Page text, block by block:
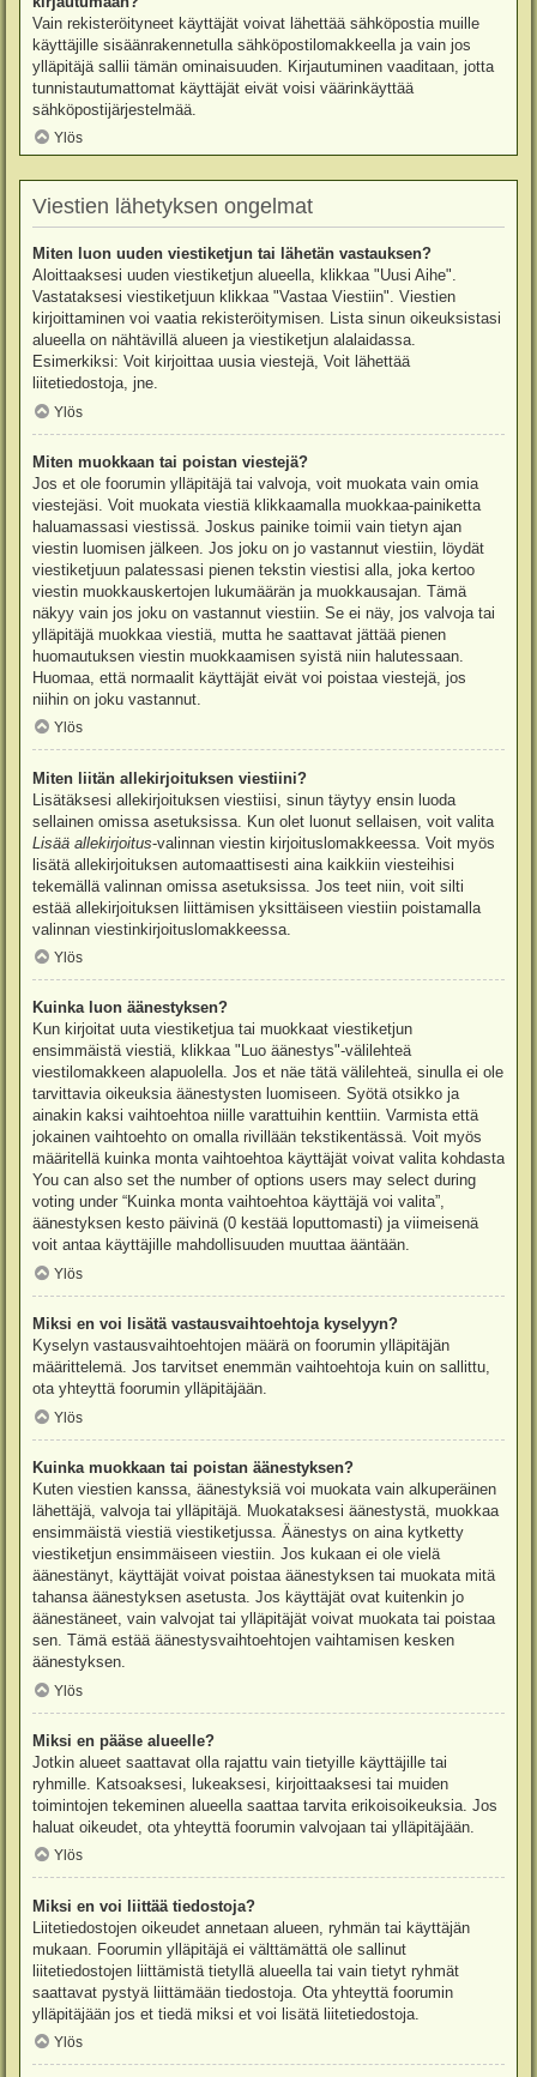
Vain rekisteröityneet käyttäjät voivat lähettää sähköpostia muille
käyttäjille sisäänrakennetulla sähköpostilomakkeella ja vain jos
ylläpitäjä sallii tämän ominaisuuden. Kirjautuminen vaaditaan, jotta
tunnistautumattomat käyttäjät eivät voisi väärinkäyttää
sähköpostijärjestelmää.
Ylös
Viestien lähetyksen ongelmat
Miten luon uuden viestiketjun tai lähetän vastauksen?
Aloittaaksesi uuden viestiketjun alueella, klikkaa "Uusi Aihe".
Vastataksesi viestiketjuun klikkaa "Vastaa Viestiin". Viestien
kirjoittaminen voi vaatia rekisteröitymisen. Lista sinun oikeuksistasi
alueella on nähtävillä alueen ja viestiketjun alalaidassa.
Esimerkiksi: Voit kirjoittaa uusia viestejä, Voit lähettää
liitetiedostoja, jne.
Ylös
Miten muokkaan tai poistan viestejä?
Jos et ole foorumin ylläpitäjä tai valvoja, voit muokata vain omia
viestejäsi. Voit muokata viestiä klikkaamalla muokkaa-painiketta
haluamassasi viestissä. Joskus painike toimii vain tietyn ajan
viestin luomisen jälkeen. Jos joku on jo vastannut viestiin, löydät
viestiketjuun palatessasi pienen tekstin viestisi alla, joka kertoo
viestin muokkauskertojen lukumäärän ja muokkausajan. Tämä
näkyy vain jos joku on vastannut viestiin. Se ei näy, jos valvoja tai
ylläpitäjä muokkaa viestiä, mutta he saattavat jättää pienen
huomautuksen viestin muokkaamisen syistä niin halutessaan.
Huomaa, että normaalit käyttäjät eivät voi poistaa viestejä, jos
niihin on joku vastannut.
Ylös
Miten liitän allekirjoituksen viestiini?
Lisätäksesi allekirjoituksen viestiisi, sinun täytyy ensin luoda
sellainen omissa asetuksissa. Kun olet luonut sellaisen, voit valita
Lisää allekirjoitus-valinnan viestin kirjoituslomakkeessa. Voit myös
lisätä allekirjoituksen automaattisesti aina kaikkiin viesteihisi
tekemällä valinnan omissa asetuksissa. Jos teet niin, voit silti
estää allekirjoituksen liittämisen yksittäiseen viestiin poistamalla
valinnan viestinkirjoituslomakkeessa.
Ylös
Kuinka luon äänestyksen?
Kun kirjoitat uuta viestiketjua tai muokkaat viestiketjun
ensimmäistä viestiä, klikkaa "Luo äänestys"-välilehteä
viestilomakkeen alapuolella. Jos et näe tätä välilehteä, sinulla ei ole
tarvittavia oikeuksia äänestysten luomiseen. Syötä otsikko ja
ainakin kaksi vaihtoehtoa niille varattuihin kenttiin. Varmista että
jokainen vaihtoehto on omalla rivillään tekstikentässä. Voit myös
määritellä kuinka monta vaihtoehtoa käyttäjät voivat valita kohdasta
You can also set the number of options users may select during
voting under “Kuinka monta vaihtoehtoa käyttäjä voi valita”,
äänestyksen kesto päivinä (0 kestää loputtomasti) ja viimeisenä
voit antaa käyttäjille mahdollisuuden muuttaa ääntään.
Ylös
Miksi en voi lisätä vastausvaihtoehtoja kyselyyn?
Kyselyn vastausvaihtoehtojen määrä on foorumin ylläpitäjän
määrittelemä. Jos tarvitset enemmän vaihtoehtoja kuin on sallittu,
ota yhteyttä foorumin ylläpitäjään.
Ylös
Kuinka muokkaan tai poistan äänestyksen?
Kuten viestien kanssa, äänestyksiä voi muokata vain alkuperäinen
lähettäjä, valvoja tai ylläpitäjä. Muokataksesi äänestystä, muokkaa
ensimmäistä viestiä viestiketjussa. Äänestys on aina kytketty
viestiketjun ensimmäiseen viestiin. Jos kukaan ei ole vielä
äänestänyt, käyttäjät voivat poistaa äänestyksen tai muokata mitä
tahansa äänestyksen asetusta. Jos käyttäjät ovat kuitenkin jo
äänestäneet, vain valvojat tai ylläpitäjät voivat muokata tai poistaa
sen. Tämä estää äänestysvaihtoehtojen vaihtamisen kesken
äänestyksen.
Ylös
Miksi en pääse alueelle?
Jotkin alueet saattavat olla rajattu vain tietyille käyttäjille tai
ryhmille. Katsoaksesi, lukeaksesi, kirjoittaaksesi tai muiden
toimintojen tekeminen alueella saattaa tarvita erikoisoikeuksia. Jos
haluat oikeudet, ota yhteyttä foorumin valvojaan tai ylläpitäjään.
Ylös
Miksi en voi liittää tiedostoja?
Liitetiedostojen oikeudet annetaan alueen, ryhmän tai käyttäjän
mukaan. Foorumin ylläpitäjä ei välttämättä ole sallinut
liitetiedostojen liittämistä tietyllä alueella tai vain tietyt ryhmät
saattavat pystyä liittämään tiedostoja. Ota yhteyttä foorumin
ylläpitäjään jos et tiedä miksi et voi lisätä liitetiedostoja.
Ylös